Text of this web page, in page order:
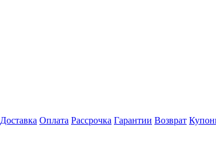
Доставка Оплата Рассрочка Гарантии Возврат